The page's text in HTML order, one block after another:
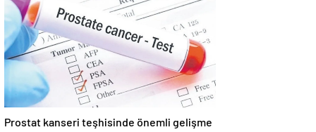
Prostat kanseri teşhisinde önemli gelişme